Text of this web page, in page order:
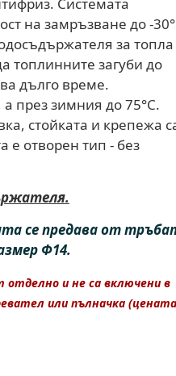
на замръзване до -
за топла
топлинните загуби до
дълго време.
през зимния до 75°C.
стойката и крепежа
е отворен тип - без
се предава от
Ф14.
отделно и не са включени в
или пълначка